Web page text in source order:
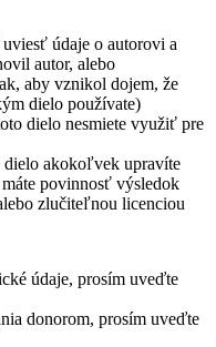
údaje o autorovi a
autor, alebo
aby vznikol dojem, že
dielo používate)
dielo nesmiete využiť pre
akokoľvek upravíte
povinnosť výsledok
zlučiteľnou licenciou
údaje, prosím uveďte
donorom, prosím uveďte